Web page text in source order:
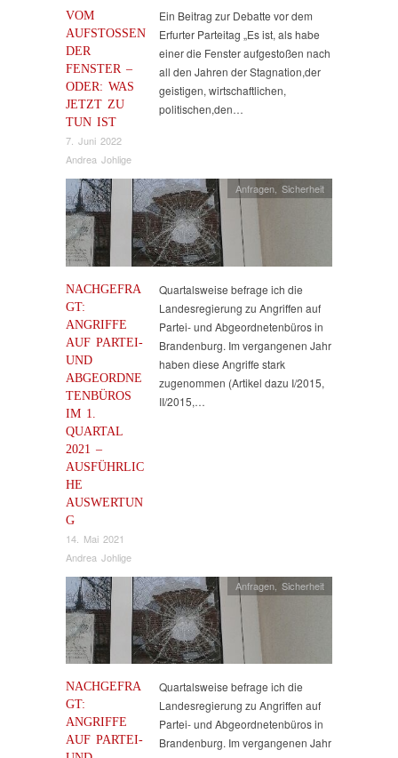
VOM
AUFSTOSSEN D
ER F
ENSTER – O
DER: WAS J
ETZT ZU T
UN IST
7. Juni 2022
Andrea Johlige
Ein Beitrag zur Debatte vor dem
Erfurter Parteitag „Es ist, als habe
einer die Fenster aufgestoßen nach
all den Jahren der Stagnation,der
geistigen, wirtschaftlichen,
politischen,den…
NACHGEFRA
GT:
ANGRIFFE
AUF PARTEI-
UND
ABGEORDNE
TENBÜROS
IM 1.
QUARTAL
2021 –
AUSFÜHRLIC
HE
AUSWERTUN
G
14. Mai 2021
Andrea Johlige
Anfragen ,Sicherheit
Quartalsweise befrage ich die
Landesregierung zu Angriffen auf
Partei- und Abgeordnetenbüros in
Brandenburg. Im vergangenen Jahr
haben diese Angriffe stark
zugenommen (Artikel dazu I/2015,
II/2015,…
NACHGEFRA
GT:
ANGRIFFE
AUF PARTEI-
Anfragen,Sicherheit
Quartalsweise befrage ich die
Landesregierung zu Angriffen auf
Partei- und Abgeordnetenbüros in
Brandenburg. Im vergangenen Jahr